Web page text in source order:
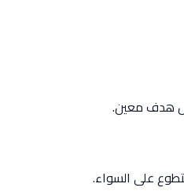
هدف معين.
على السواء.